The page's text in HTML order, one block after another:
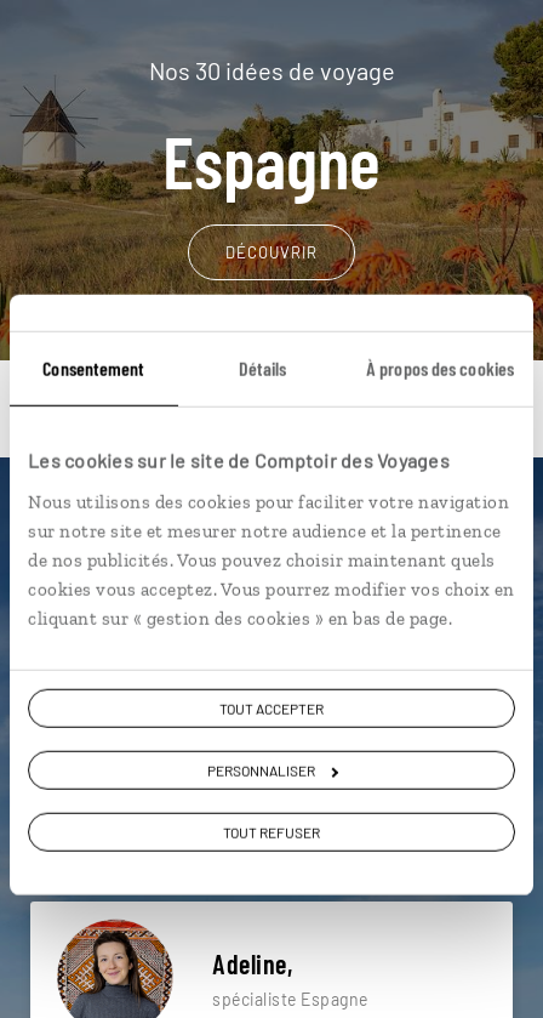
Consentement Détails À propos des cookies
Les cookies sur le site de Comptoir des Voyages
Nous utilisons des cookies pour faciliter votre navigation
sur notre site et mesurer notre audience et la pertinence
de nos publicités. Vous pouvez choisir maintenant quels
cookies vous acceptez. Vous pourrez modifier vos choix en
cliquant sur « gestion des cookies » en bas de page.
TOUT ACCEPTER
PERSONNALISER
TOUT REFUSER
Nos 30 idées de voyage
Espagne
DÉCOUVRIR
Une envie de voyage
particulière ?
Alhambra Cordoue Flamenco
Baeza Grazalema Jaen
Arcos de la Frontera
Adeline,
spécialiste Espagne